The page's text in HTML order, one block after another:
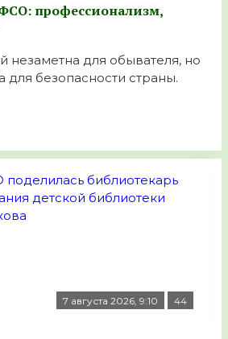
профессионализм,
незаметна для обывателя, но
для безопасности страны.
7 августа 2026, 9:10 44